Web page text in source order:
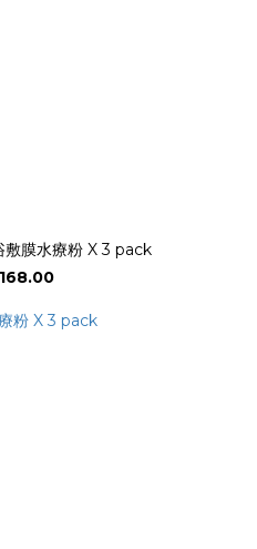
敷膜水療粉 X 3 pack